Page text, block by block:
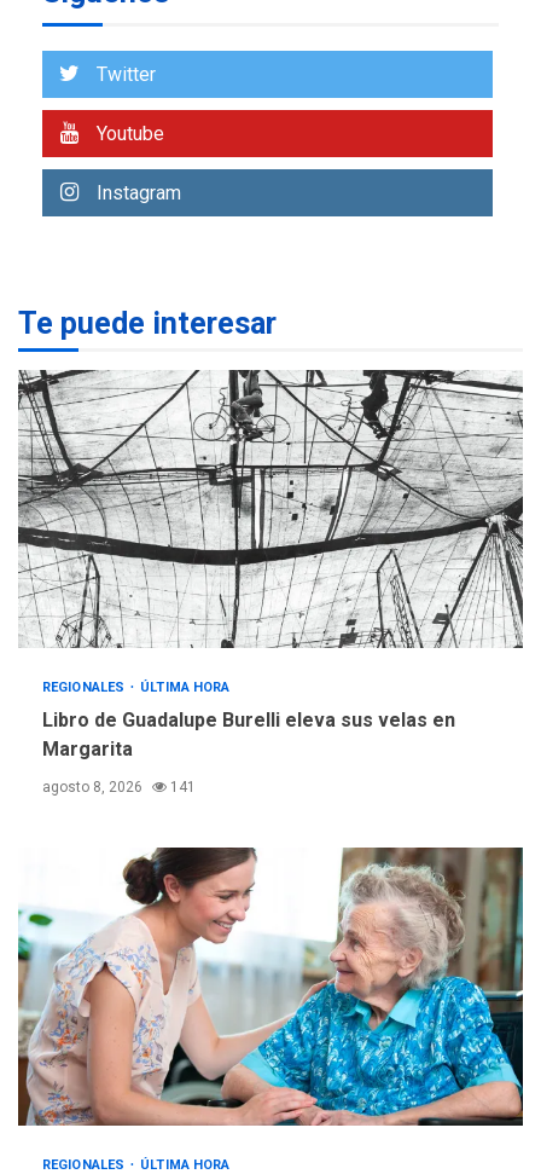
7
2
Margarita será sede de
para aprender a atender
adultos mayores
3
REGIONALES ÚLTIMA HORA
Mariño fortalece capacidad
operativa con flota
vehicular de 60 unidades
adquiridas en un año de
gestión
4
REGIONALES ÚLTIMA HORA
«Juan Bautista Arismendi» a
la altura de Macho Muerto
trabajan en diplomado para
creación y manejo de
estadísticas de turismo
Twitter
Youtube
Instagram
Te puede interesar
REGIONALES ÚLTIMA HORA
Libro de Guadalupe Burelli eleva sus velas en
Margarita
agosto 8, 2026 141
REGIONALES ÚLTIMA HORA